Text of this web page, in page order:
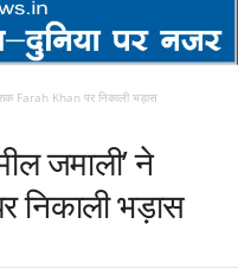
Farah Khan पर निकाली भड़ास
जमाली’ ने
निकाली भड़ास